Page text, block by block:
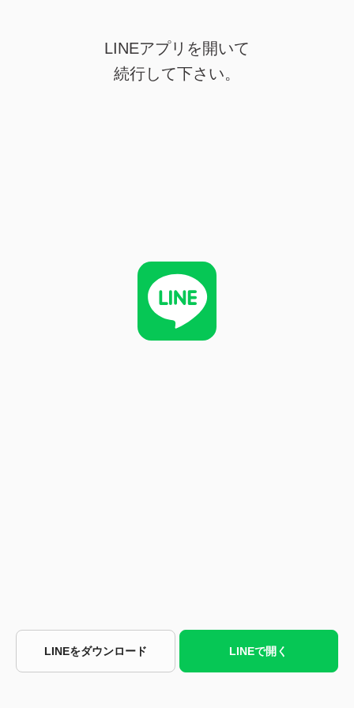
LINEアプリを開いて
続行して下さい。
LINEをダウンロード LINEで開く